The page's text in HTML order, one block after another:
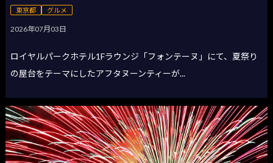
東京都 グルメ
2026年07月03日
ロイヤルパークホテル1Fラウンジ「フォンテーヌ」にて、夏祭り
の屋台をテーマにしたアフタヌーンティーが...